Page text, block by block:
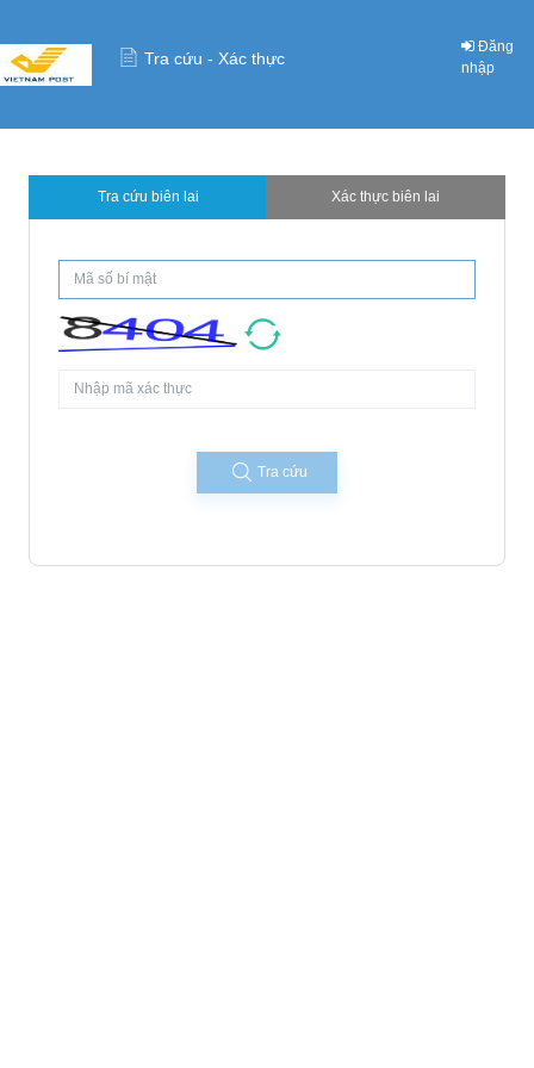
Tra cứu - Xác thực
Đăng
nhập
Tra cứu biên lai Xác thực biên lai
Tra cứu